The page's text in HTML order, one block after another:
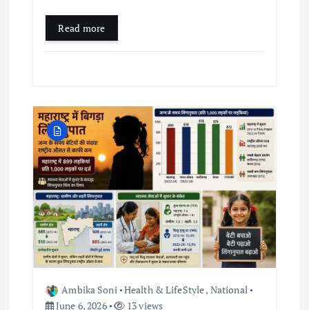
Read more
Ambika Soni Health & LifeStyle, National
June 6, 2026
13 views